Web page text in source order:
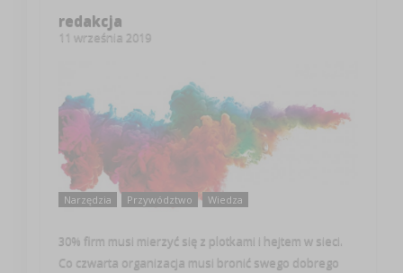
redakcja
11 września 2019
Narzędzia Przywództwo Wiedza
30% firm musi mierzyć się z plotkami i hejtem w sieci.
Co czwarta organizacja musi bronić swego dobrego